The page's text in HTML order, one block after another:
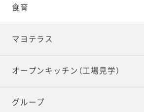
食育
マヨテラス
オープンキッチン（工場見学）
グループ